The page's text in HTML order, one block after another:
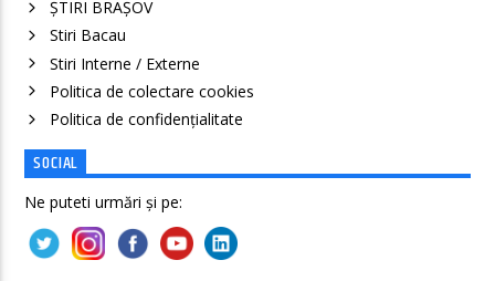
ȘTIRI BRAȘOV
Stiri Bacau
Stiri Interne / Externe
Politica de colectare cookies
Politica de confidenţialitate
SOCIAL
Ne puteti urmări și pe: